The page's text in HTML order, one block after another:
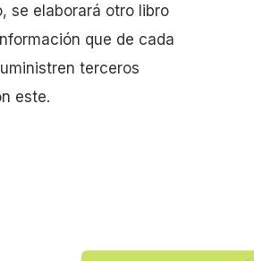
se elaborará otro libro
que de cada
terceros
este.